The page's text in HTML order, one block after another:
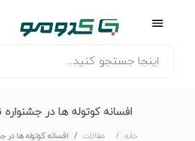
افسانه کوتوله ها در
خانه مقالات افسانه کوتوله ها در